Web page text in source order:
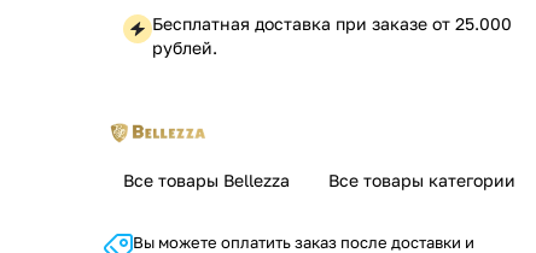
Бесплатная доставка при заказе от 25.000
рублей.
Все товары Bellezza Все товары категории
Вы можете оплатить заказ после доставки и